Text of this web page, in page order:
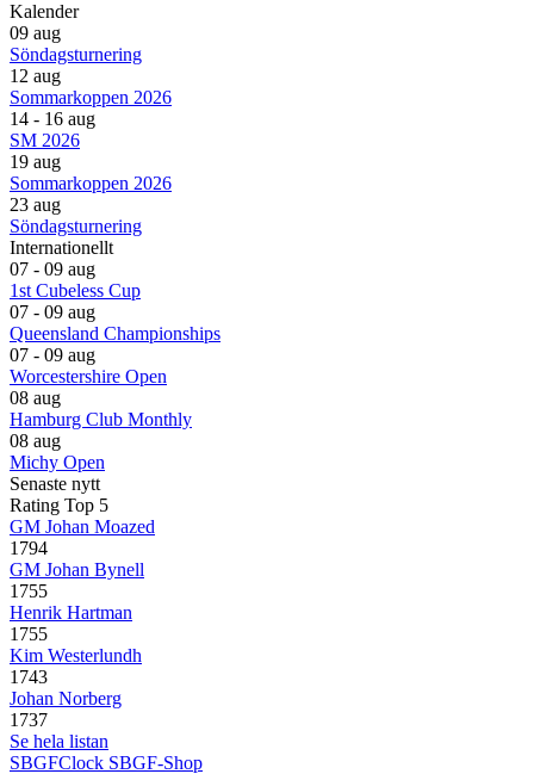
Kalender
09 aug
Söndagsturnering
12 aug
Sommarkoppen 2026
14 - 16 aug
SM 2026
19 aug
Sommarkoppen 2026
23 aug
Söndagsturnering
Internationellt
07 - 09 aug
1st Cubeless Cup
07 - 09 aug
Queensland Championships
07 - 09 aug
Worcestershire Open
08 aug
Hamburg Club Monthly
08 aug
Michy Open
Senaste nytt
Rating Top 5
GM Johan Moazed
1794
GM Johan Bynell
1755
Henrik Hartman
1755
Kim Westerlundh
1743
Johan Norberg
1737
Se hela listan
SBGFClock SBGF-Shop